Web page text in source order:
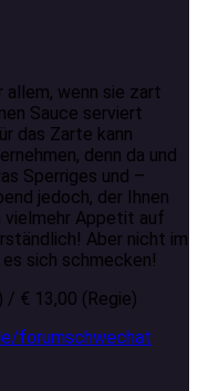
allem, wenn sie zart
Sauce serviert
das Zarte kann
denn da und
Sperriges und –
jedoch, der Ihnen
vielmehr Appetit auf
Aber nicht im
sich schmecken!
/ € 13,00 (Regie)
forumschwechat